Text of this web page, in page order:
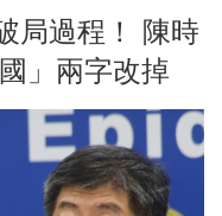
局過程！ 陳時
」兩字改掉